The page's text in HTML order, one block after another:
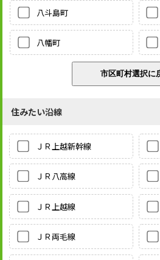
八斗島町
八幡町
住みたい沿線
ＪＲ上越新幹線
ＪＲ八高線
ＪＲ上越線
ＪＲ両毛線